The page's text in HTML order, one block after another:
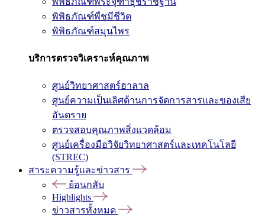
พิพิธภัณฑ์พืชมีชีวิต
พิพิธภัณฑ์สมุนไพร
บริการตรวจวิเคราะห์คุณภาพ
ศูนย์วิทยาศาสตร์ฮาลาล
ศูนย์ความเป็นเลิศด้านการจัดการสารและของเสีย
อันตราย
ตรวจสอบคุณภาพสิ่งแวดล้อม
ศูนย์เครื่องมือวิจัยวิทยาศาสตร์และเทคโนโลยี
(STREC)
สาระความรู้และข่าวสาร
ย้อนกลับ
Highlights
ข่าวสารทั้งหมด